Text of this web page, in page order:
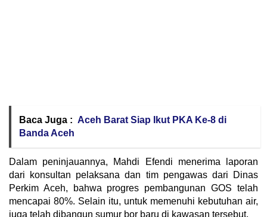
Baca Juga : Aceh Barat Siap Ikut PKA Ke-8 di
Banda Aceh
Dalam peninjauannya, Mahdi Efendi menerima laporan
dari konsultan pelaksana dan tim pengawas dari Dinas
Perkim Aceh, bahwa progres pembangunan GOS telah
mencapai 80%. Selain itu, untuk memenuhi kebutuhan air,
juga telah dibangun sumur bor baru di kawasan tersebut.